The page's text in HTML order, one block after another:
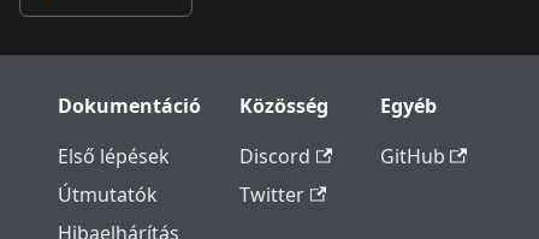
Dokumentáció
Első lépések
Útmutatók
Hibaelhárítás
Közösség
Discord
Twitter
Egyéb
GitHub